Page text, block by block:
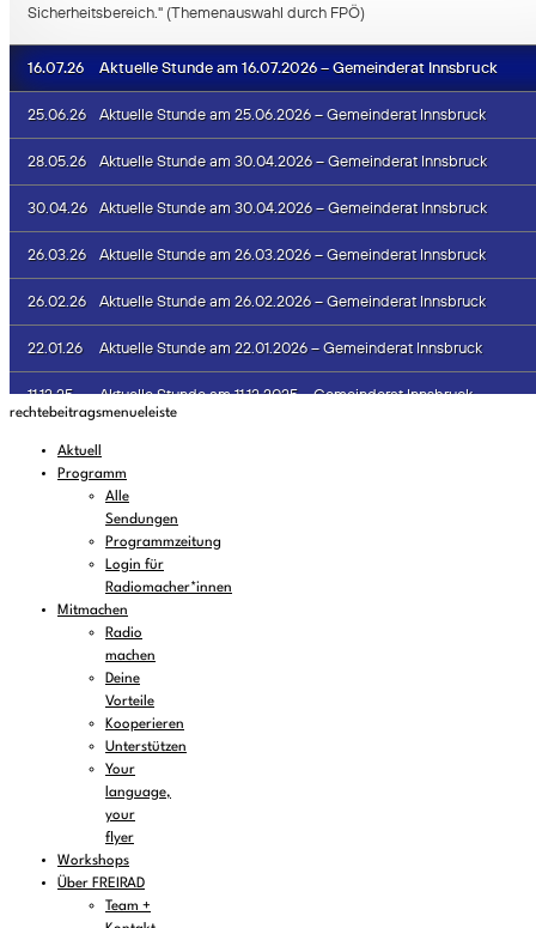
rechtebeitragsmenueleiste
Aktuell
Programm
Alle
Sendungen
Programmzeitung
Login für
Radiomacher*innen
Mitmachen
Radio
machen
Deine
Vorteile
Kooperieren
Unterstützen
Your
language,
your
flyer
Workshops
Über FREIRAD
Team +